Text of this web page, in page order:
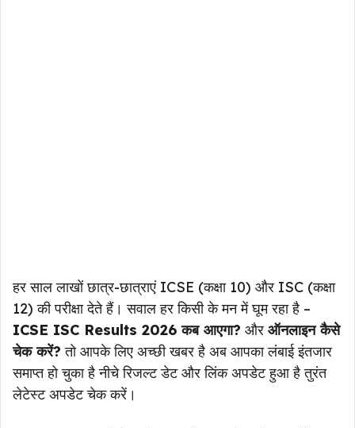
हर साल लाखों छात्र-छात्राएं ICSE (कक्षा 10) और ISC (कक्षा
12) की परीक्षा देते हैं। सवाल हर किसी के मन में घूम रहा है –
ICSE ISC Results 2026 कब आएगा? और ऑनलाइन कैसे
चेक करें? तो आपके लिए अच्छी खबर है अब आपका लंबाई इंतजार
समाप्त हो चुका है नीचे रिजल्ट डेट और लिंक अपडेट हुआ है तुरंत
लेटेस्ट अपडेट चेक करें।